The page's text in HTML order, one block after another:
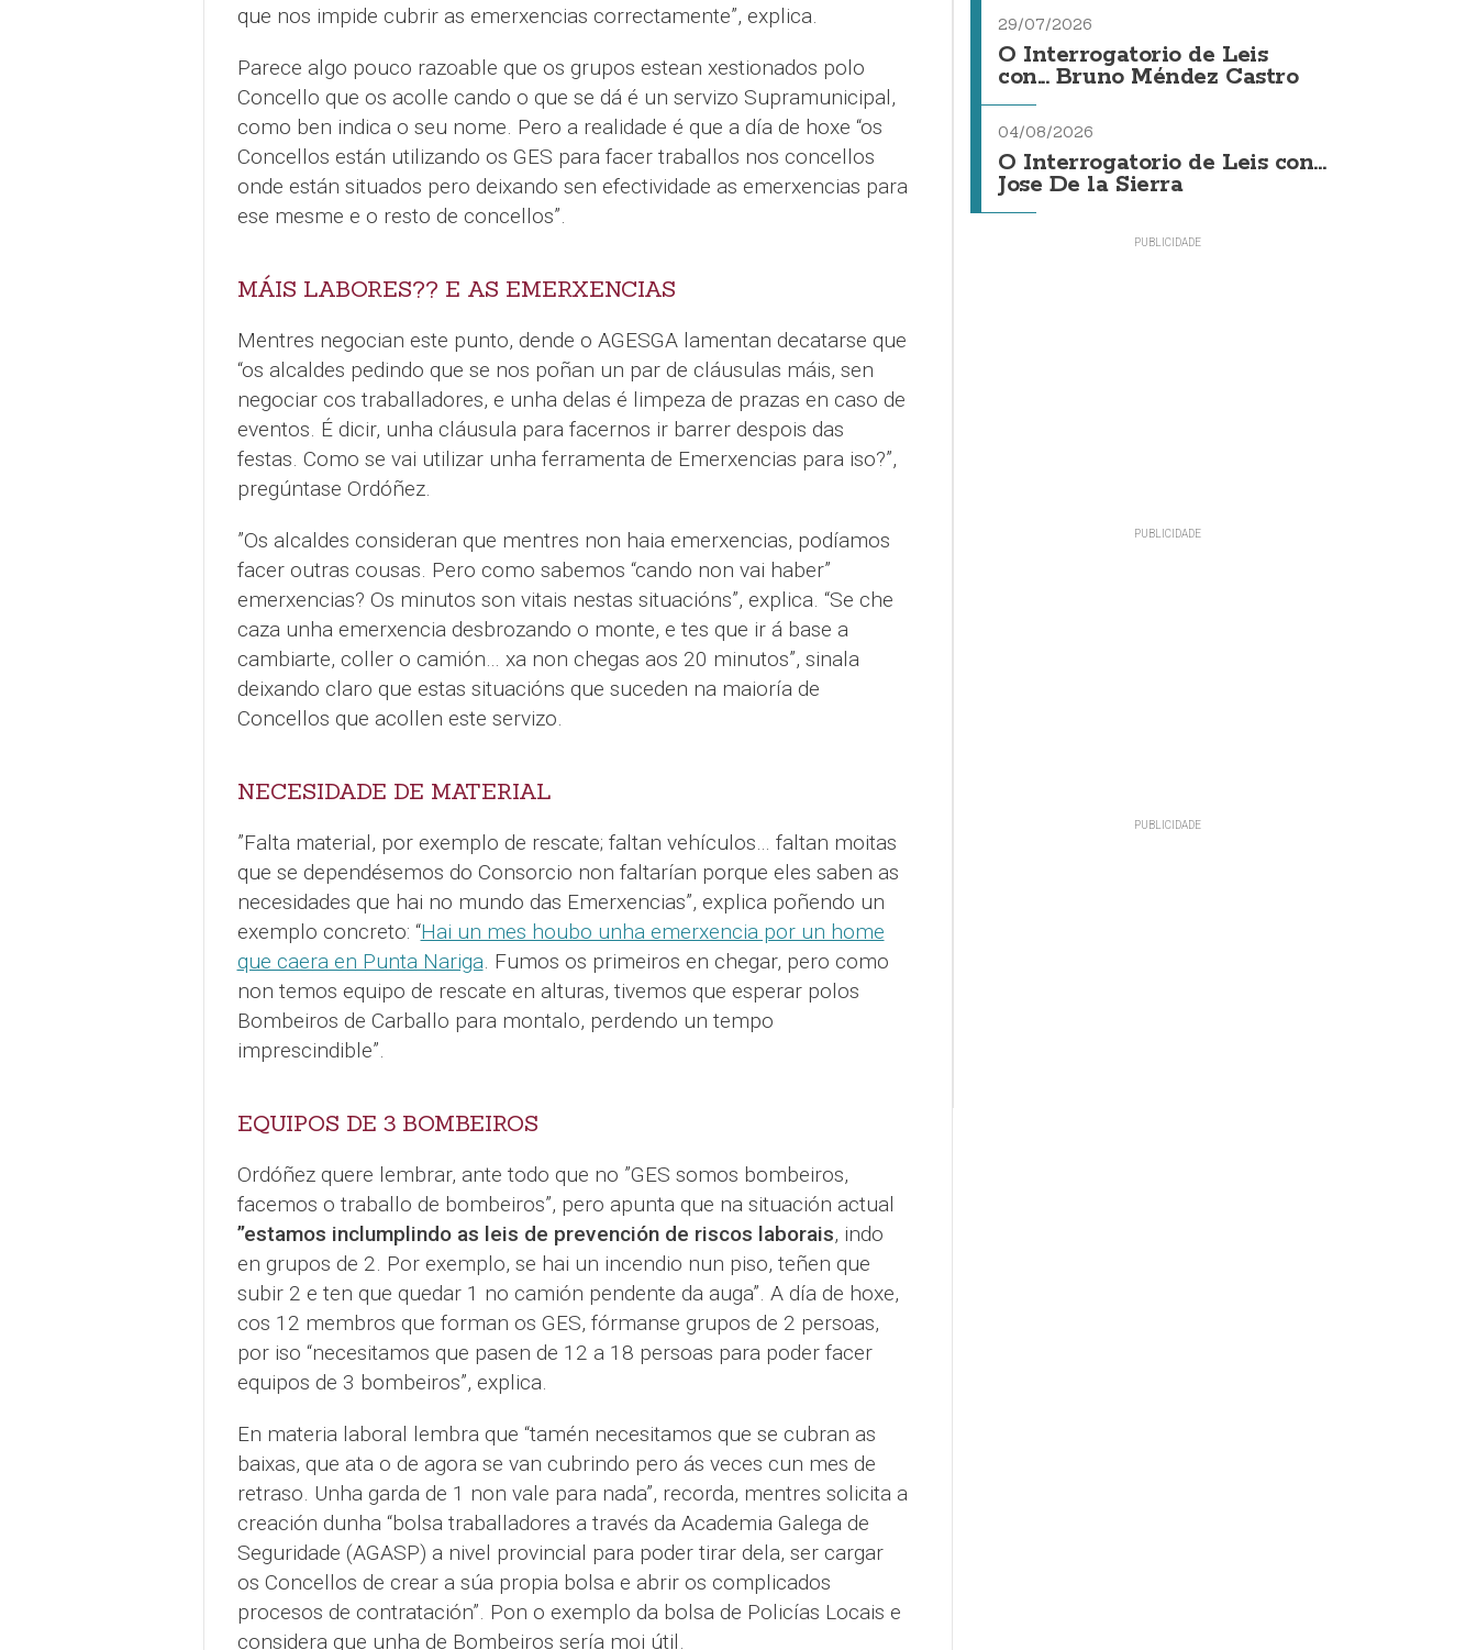
que nos impide cubrir as emerxencias correctamente”, explica.
Parece algo pouco razoable que os grupos estean xestionados polo
Concello que os acolle cando o que se dá é un servizo Supramunicipal,
como ben indica o seu nome. Pero a realidade é que a día de hoxe “os
Concellos están utilizando os GES para facer traballos nos concellos
onde están situados pero deixando sen efectividade as emerxencias para
ese mesme e o resto de concellos”.
MÁIS LABORES?? E AS EMERXENCIAS
Mentres negocian este punto, dende o AGESGA lamentan decatarse que
“os alcaldes pedindo que se nos poñan un par de cláusulas máis, sen
negociar cos traballadores, e unha delas é limpeza de prazas en caso de
eventos. É dicir, unha cláusula para facernos ir barrer despois das
festas. Como se vai utilizar unha ferramenta de Emerxencias para iso?”,
pregúntase Ordóñez.
”Os alcaldes consideran que mentres non haia emerxencias, podíamos
facer outras cousas. Pero como sabemos “cando non vai haber”
emerxencias? Os minutos son vitais nestas situacións”, explica. “Se che
caza unha emerxencia desbrozando o monte, e tes que ir á base a
cambiarte, coller o camión… xa non chegas aos 20 minutos”, sinala
deixando claro que estas situacións que suceden na maioría de
Concellos que acollen este servizo.
NECESIDADE DE MATERIAL
”Falta material, por exemplo de rescate; faltan vehículos… faltan moitas
que se dependésemos do Consorcio non faltarían porque eles saben as
necesidades que hai no mundo das Emerxencias”, explica poñendo un
exemplo concreto: “Hai un mes houbo unha emerxencia por un home
que caera en Punta Nariga. Fumos os primeiros en chegar, pero como
non temos equipo de rescate en alturas, tivemos que esperar polos
Bombeiros de Carballo para montalo, perdendo un tempo
imprescindible”.
EQUIPOS DE 3 BOMBEIROS
Ordóñez quere lembrar, ante todo que no ”GES somos bombeiros,
facemos o traballo de bombeiros”, pero apunta que na situación actual
”estamos inclumplindo as leis de prevención de riscos laborais, indo
en grupos de 2. Por exemplo, se hai un incendio nun piso, teñen que
subir 2 e ten que quedar 1 no camión pendente da auga”. A día de hoxe,
cos 12 membros que forman os GES, fórmanse grupos de 2 persoas,
por iso “necesitamos que pasen de 12 a 18 persoas para poder facer
equipos de 3 bombeiros”, explica.
En materia laboral lembra que “tamén necesitamos que se cubran as
baixas, que ata o de agora se van cubrindo pero ás veces cun mes de
retraso. Unha garda de 1 non vale para nada”, recorda, mentres solicita a
creación dunha “bolsa traballadores a través da Academia Galega de
Seguridade (AGASP) a nivel provincial para poder tirar dela, ser cargar
os Concellos de crear a súa propia bolsa e abrir os complicados
procesos de contratación”. Pon o exemplo da bolsa de Policías Locais e
considera que unha de Bombeiros sería moi útil.
29/07/2026
O Interrogatorio de Leis
con... Bruno Méndez Castro
04/08/2026
O Interrogatorio de Leis con...
Jose De la Sierra